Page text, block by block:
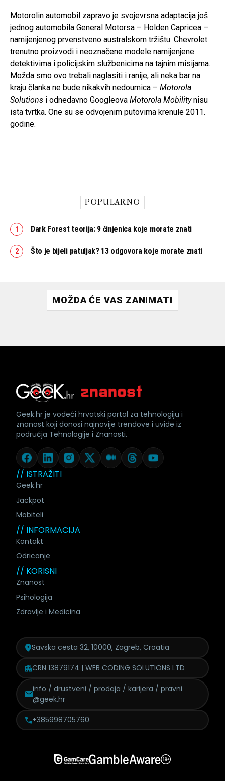
Motorolin automobil zapravo je svojevrsna adaptacija još
jednog automobila General Motorsa – Holden Capricea –
namijenjenog prvenstveno australskom tržištu. Chevrolet
trenutno proizvodi i neoznačene modele namijenjene
detektivima i policijskim službenicima na tajnim misijama.
Možda smo ovo trebali naglasiti i ranije, ali neka bar na
kraju članka ne bude nikakvih nedoumica – Motorola
Solutions i odnedavno Googleova Motorola Mobilitynisu
ista tvrtka. One su se odvojenim putovima krenule 2011.
godine.
POPULARNO
Dark Forest teorija: 9 činjenica koje morate znati
Što je bijeli patuljak? 13 odgovora koje morate znati
MOŽDA ĆE VAS ZANIMATI
// ISTRAŽITI
Geek.hr
Jackpot
Mobiteli
// INFORMACIJA
Kontakt
Odricanje
// KORISNI
Znanost
Psihologija
Zdravlje i Medicina
Geek.hr je vodeći hrvatski portal za tehnologiju i
znanost koji donosi najnovije trendove i uvide iz
područja Tehnologije i Znanosti.
Savska cesta 32, 10000, Zagreb, Croatia
CRN 13879174 | WEB CODING SOLUTIONS LTD
info / drustveni / prodaja / karijera / pravni
@geek.hr
+385998705760